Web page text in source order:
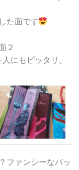
た面です
２
にもピッタリ。
ファンシーなバッ